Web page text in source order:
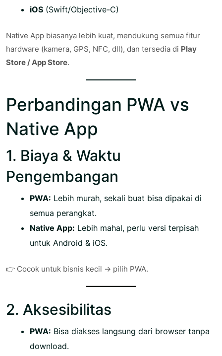
iOS (Swift/Objective-C)
Native App biasanya lebih kuat, mendukung semua fitur
hardware (kamera, GPS, NFC, dll), dan tersedia di Play
Store / App Store.
Perbandingan PWA vs
Native App
1. Biaya & Waktu
Pengembangan
PWA: Lebih murah, sekali buat bisa dipakai di
semua perangkat.
Native App: Lebih mahal, perlu versi terpisah
untuk Android & iOS.
👉 Cocok untuk bisnis kecil → pilih PWA.
2. Aksesibilitas
PWA: Bisa diakses langsung dari browser tanpa
download.